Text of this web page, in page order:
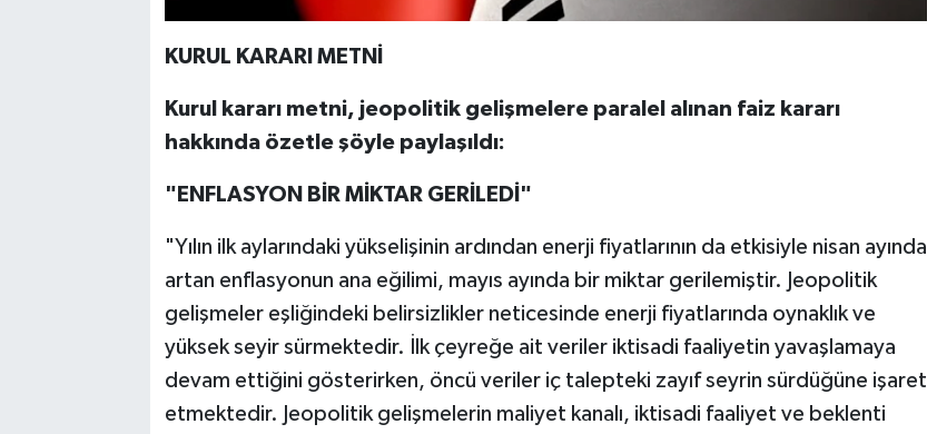
KURUL KARARI METNİ
Kurul kararı metni, jeopolitik gelişmelere paralel alınan faiz kararı
hakkında özetle şöyle paylaşıldı:
"ENFLASYON BİR MİKTAR GERİLEDİ"
"Yılın ilk aylarındaki yükselişinin ardından enerji fiyatlarının da etkisiyle nisan ayında
artan enflasyonun ana eğilimi, mayıs ayında bir miktar gerilemiştir. Jeopolitik
gelişmeler eşliğindeki belirsizlikler neticesinde enerji fiyatlarında oynaklık ve
yüksek seyir sürmektedir. İlk çeyreğe ait veriler iktisadi faaliyetin yavaşlamaya
devam ettiğini gösterirken, öncü veriler iç talepteki zayıf seyrin sürdüğüne işaret
etmektedir. Jeopolitik gelişmelerin maliyet kanalı, iktisadi faaliyet ve beklenti